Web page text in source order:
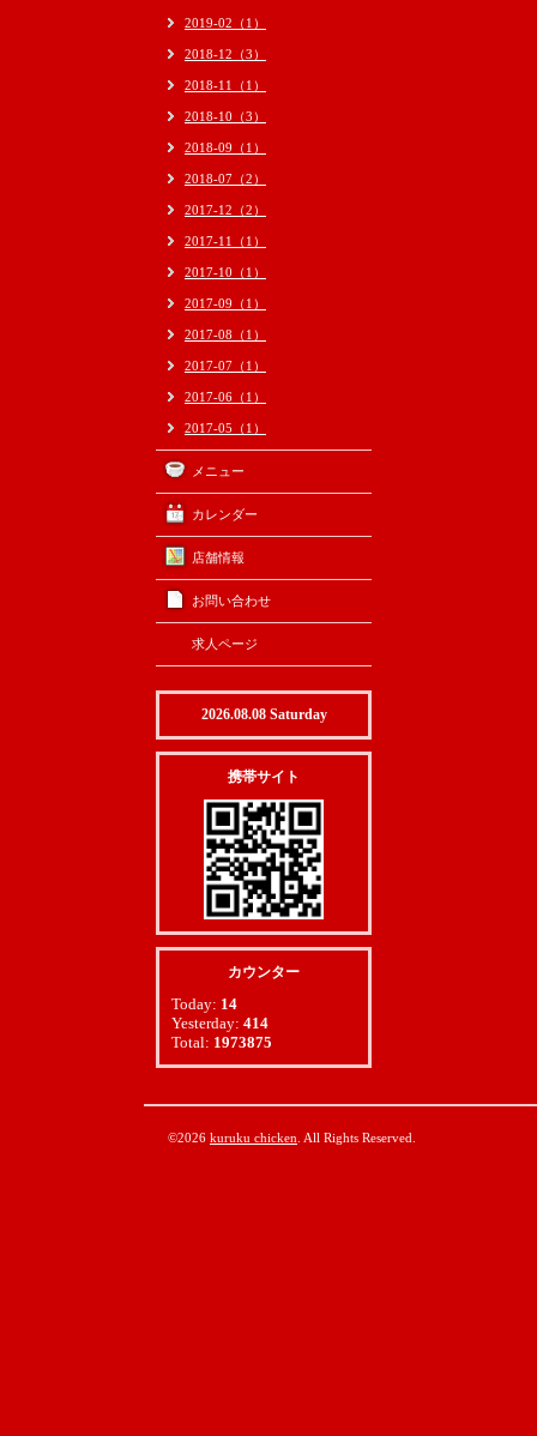
2019-02（1）
2018-12（3）
2018-11（1）
2018-10（3）
2018-09（1）
2018-07（2）
2017-12（2）
2017-11（1）
2017-10（1）
2017-09（1）
2017-08（1）
2017-07（1）
2017-06（1）
2017-05（1）
メニュー
カレンダー
店舗情報
お問い合わせ
求人ページ
2026.08.08 Saturday
携帯サイト
カウンター
Today: 14
Yesterday: 414
Total: 1973875
©2026 kuruku chicken . All Rights Reserved.